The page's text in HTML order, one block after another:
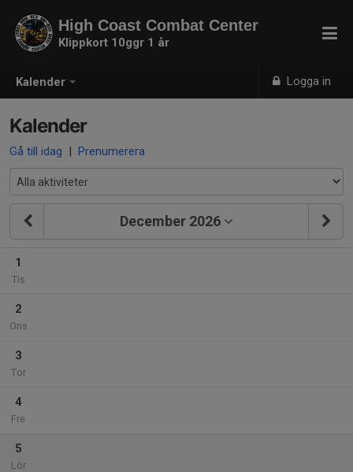
Kalender Logga in
High Coast Combat Center
Klippkort 10ggr 1 år
Kalender
Gå till idag | Prenumerera
December 2026
1
Tis
2
Ons
3
Tor
4
Fre
5
Lör